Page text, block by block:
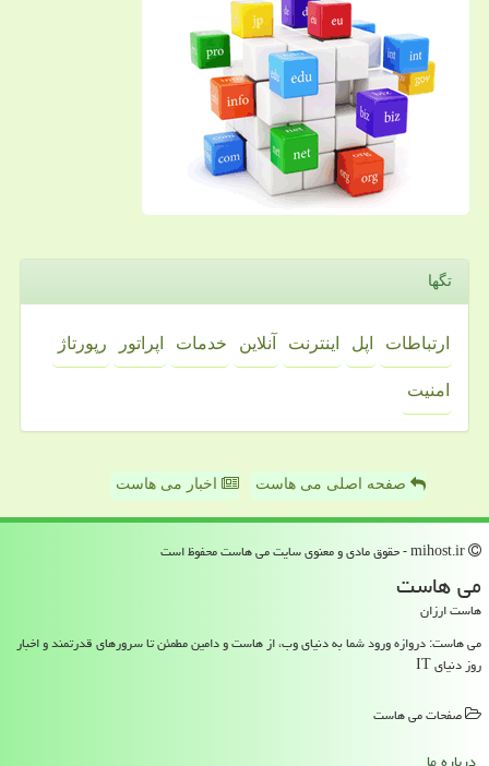
تگها
ارتباطات اپل اینترنت آنلاین خدمات اپراتور رپورتاژ
امنیت
صفحه اصلی می هاست اخبار می هاست
می هاست
هاست ارزان
می هاست: دروازه ورود شما به دنیای وب، از هاست و دامین مطمئن تا سرورهای قدرتمند و اخبار
روز دنیای IT
صفحات می هاست